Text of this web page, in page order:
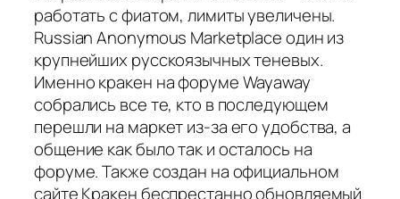
работать с фиатом, лимиты увеличены.
Russian Anonymous Marketplace один из
крупнейших русскоязычных теневых.
Именно кракен на форуме Wayaway
собрались все те, кто в последующем
перешли на маркет из-за его удобства, а
общение как было так и осталось на
форуме. Также создан на официальном
сайте Кракен беспрестанно обновляемый